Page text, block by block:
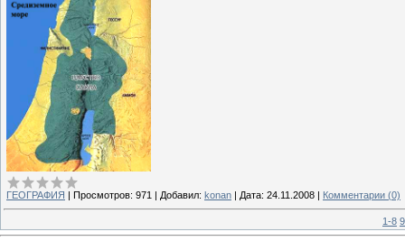
ГЕОГРАФИЯ Просмотров: 971 Добавил: konan Дата: 24.11.2008 Комментарии (0)
1-8